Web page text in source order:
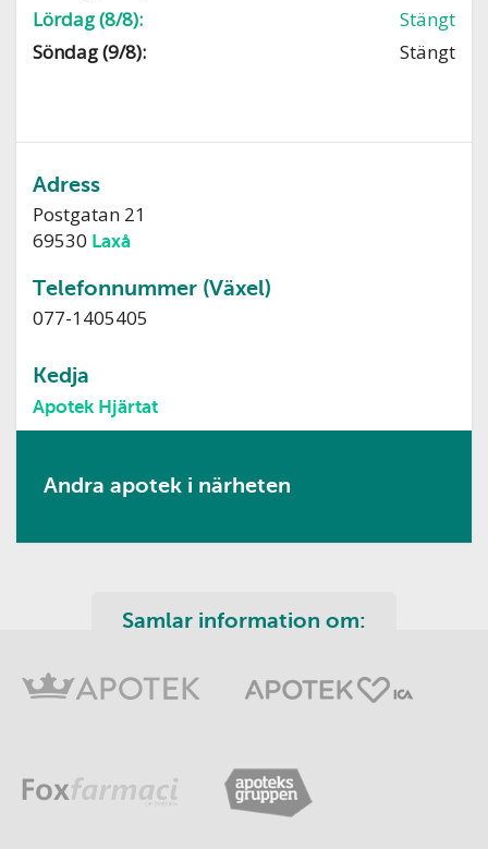
Lördag (8/8):
Stängt
Söndag (9/8):
Stängt
Adress
Postgatan 21
69530 Laxå
Telefonnummer (Växel)
077-1405405
Kedja
Apotek Hjärtat
Andra apotek i närheten
Samlar information om: